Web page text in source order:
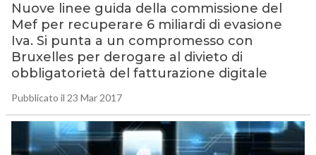
Nuove linee guida della commissione del
Mef per recuperare 6 miliardi di evasione
Iva. Si punta a un compromesso con
Bruxelles per derogare al divieto di
obbligatorietà del fatturazione digitale
Pubblicato il 23 Mar 2017